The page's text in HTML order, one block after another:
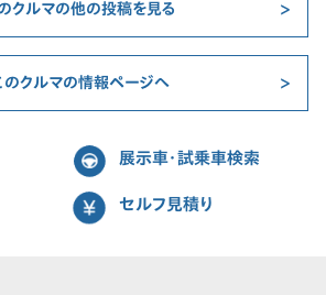
クルマの他の投稿を見る
のクルマの情報ページへ
展示車・試乗車検索
セルフ見積り